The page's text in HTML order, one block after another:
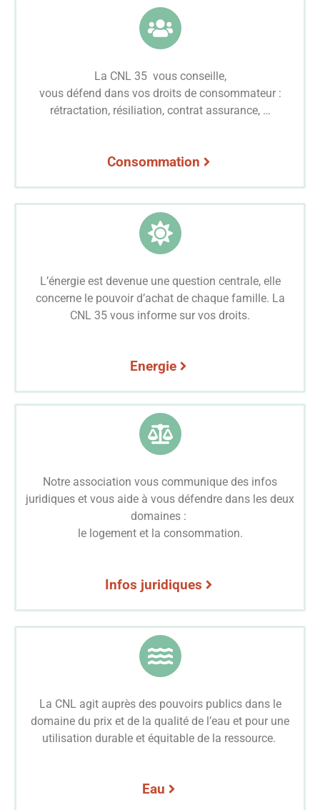
La CNL 35 vous conseille,
vous défend dans vos droits de consommateur :
rétractation, résiliation, contrat assurance, …
Consommation
L’énergie est devenue une question centrale, elle
concerne le pouvoir d’achat de chaque famille. La
CNL 35 vous informe sur vos droits.
Energie
Notre association vous communique des infos
juridiques et vous aide à vous défendre dans les deux
domaines :
le logement et la consommation.
Infos juridiques
La CNL agit auprès des pouvoirs publics dans le
domaine du prix et de la qualité de l’eau et pour une
utilisation durable et équitable de la ressource.
Eau